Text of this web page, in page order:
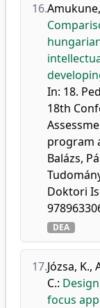
16.
In: 18.
18th
program
Balázs,
Doktori
DEA
17.Józsa, K.,
C.:
focus